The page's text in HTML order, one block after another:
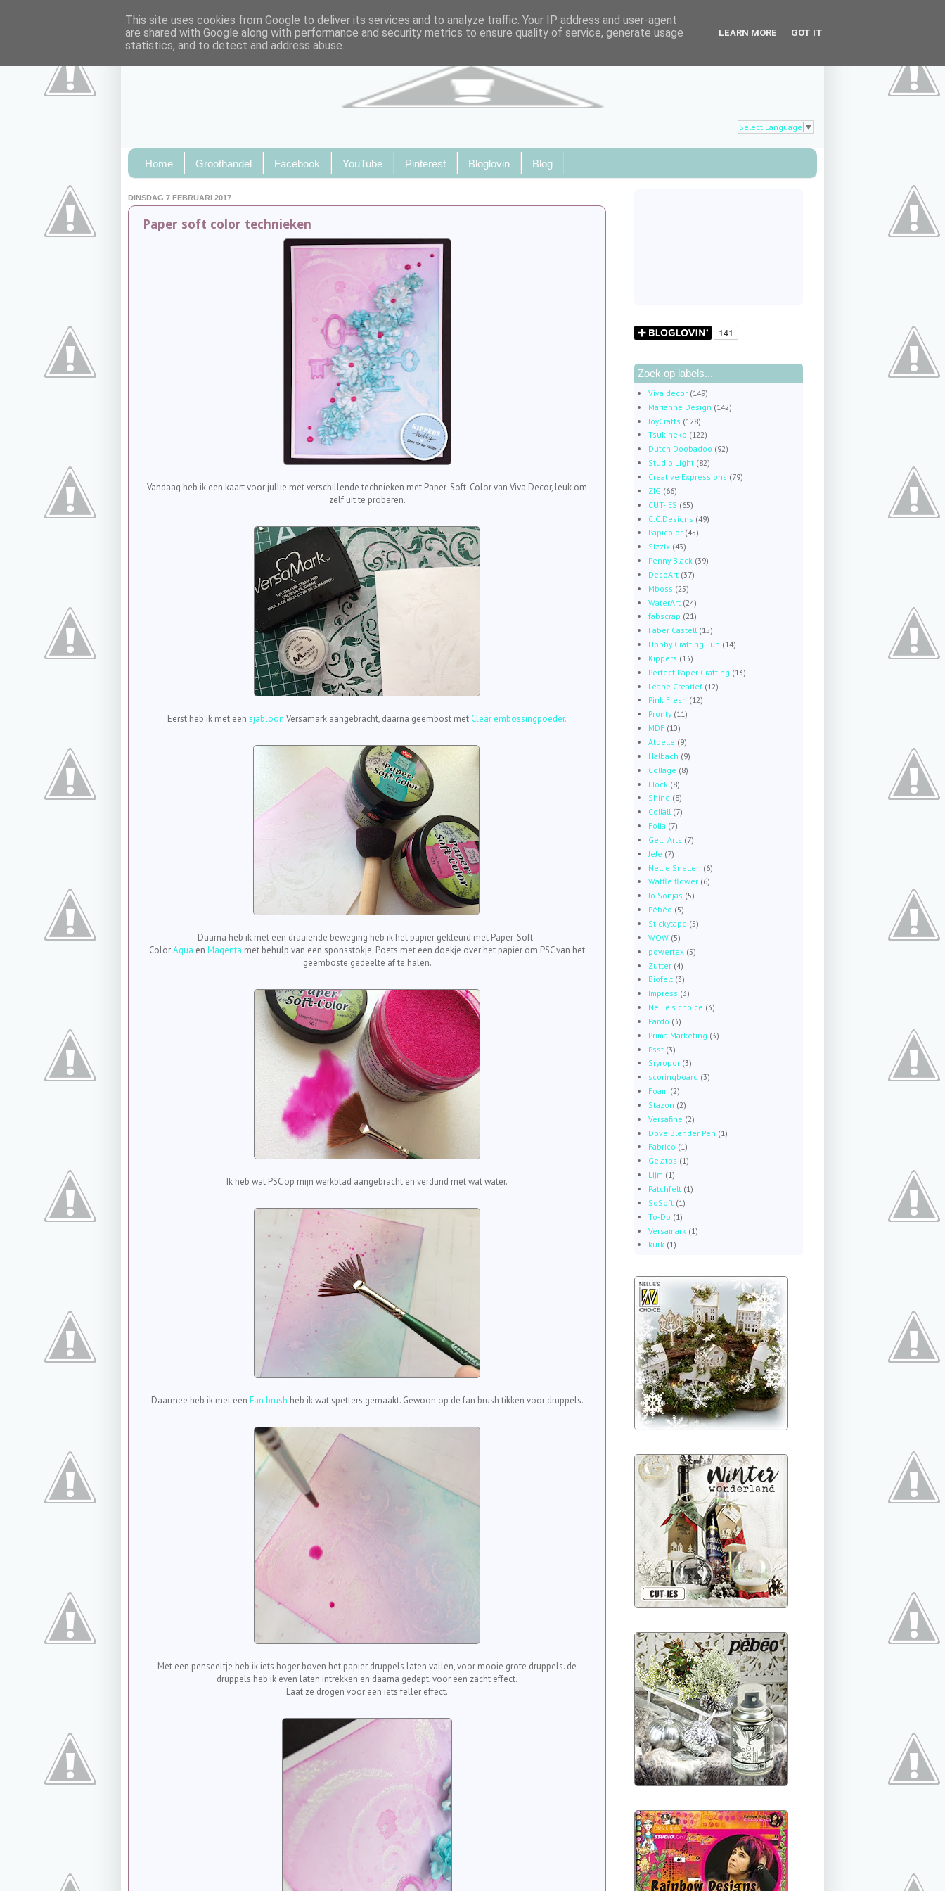
Select Language ▼
Home Groothandel Facebook YouTube Pinterest Bloglovin Blog
DINSDAG 7 FEBRUARI 2017
Paper soft color technieken
Vandaag heb ik een kaart voor jullie met verschillende technieken met Paper-Soft-Color van Viva Decor, leuk om
zelf uit te proberen.
Eerst heb ik met een sjabloon Versamark aangebracht, daarna geembost met Clear embossingpoeder.
Daarna heb ik met een draaiende beweging heb ik het papier gekleurd met Paper-Soft-
ColorAqua en Magenta met behulp van een sponsstokje. Poets met een doekje over het papier om PSC van het
geemboste gedeelte af te halen.
Ik heb wat PSC op mijn werkblad aangebracht en verdund met wat water.
Daarmee heb ik met een Fan brush heb ik wat spetters gemaakt. Gewoon op de fan brush tikken voor druppels.
Met een penseeltje heb ik iets hoger boven het papier druppels laten vallen, voor mooie grote druppels. de
druppels heb ik even laten intrekken en daarna gedept, voor een zacht effect.
Laat ze drogen voor een iets feller effect.
Zoek op labels...
Viva decor (149)
Marianne Design (142)
JoyCrafts (128)
Tsukineko (122)
Dutch Doobadoo (92)
Studio Light (82)
Creative Expressions (79)
ZIG (66)
CUT-IES (65)
C.C.Designs (49)
Papicolor (45)
Sizzix (43)
Penny Black (39)
DecoArt (37)
Mboss (25)
WaterArt (24)
fabscrap (21)
Faber Castell (15)
Hobby Crafting Fun (14)
Kippers (13)
Perfect Paper Crafting (13)
Leane Creatief (12)
Pink Fresh (12)
Pronty (11)
MDF (10)
Atbelle (9)
Halbach (9)
Collage (8)
Flock (8)
Shine (8)
Collall (7)
Folia (7)
Gelli Arts (7)
JeJe (7)
Nellie Snellen (6)
Waffle flower (6)
Jo Sonjas (5)
Pébéo (5)
Stickytape (5)
WOW (5)
powertex (5)
Zutter (4)
Biofelt (3)
Impress (3)
Nellie's choice (3)
Pardo (3)
Prima Marketing (3)
Psst (3)
Sryropor (3)
scoringboard (3)
Foam (2)
Stazon (2)
Versafine (2)
Dove Blender Pen (1)
Fabrico (1)
Gelatos (1)
Lijm (1)
Patchfelt (1)
SoSoft (1)
To-Do (1)
Versamark (1)
kurk (1)
This site uses cookies from Google to deliver its services and to analyze traffic. Your IP address and user-agent
are shared with Google along with performance and security metrics to ensure quality of service, generate usage
statistics, and to detect and address abuse.
LEARN MORE GOT IT